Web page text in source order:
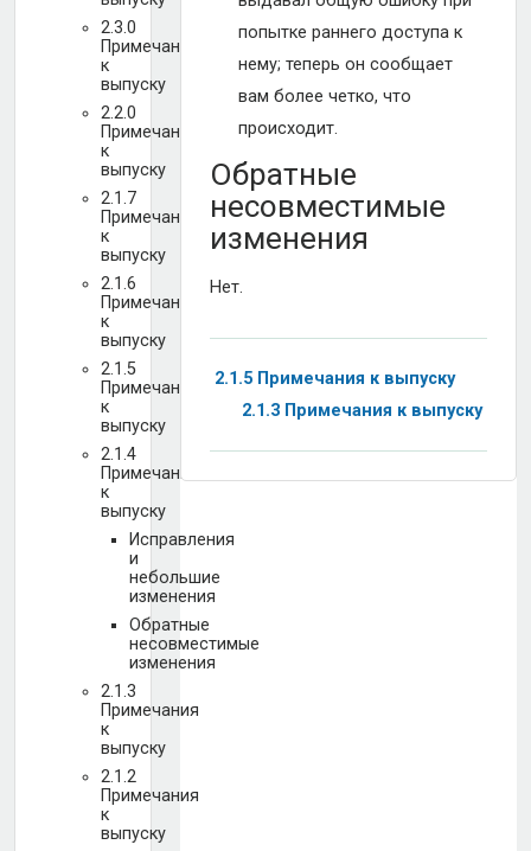
2.3.0
Примечания
к
выпуску
2.2.0
Примечания
к
выпуску
2.1.7
Примечания
к
выпуску
2.1.6
Примечания
к
выпуску
2.1.5
Примечания
к
выпуску
2.1.4
Примечания
к
выпуску
Исправления
и
небольшие
изменения
Обратные
несовместимые
изменения
2.1.3
Примечания
к
выпуску
2.1.2
Примечания
к
выпуску
попытке раннего доступа к
нему; теперь он сообщает
вам более четко, что
происходит.
Обратные
несовместимые
изменения
Нет.
2.1.5 Примечания к выпуску
2.1.3 Примечания к выпуску